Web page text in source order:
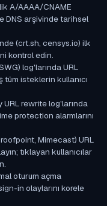
A/AAAA/CNAME
DNS arşivinde tarihsel
(crt.sh, censys.io) ilk
kontrol edin.
log'larında URL
tüm isteklerin kullanıcı
rewrite log'larında
protection alarmlarını
Mimecast) URL
tıklayan kullanıcılar
oturum açma
in olaylarını korele